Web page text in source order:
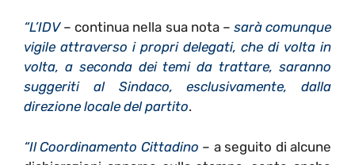
“L’IDV– continua nella sua nota – sarà comunque
vigile attraverso i propri delegati, che di volta in
volta, a seconda dei temi da trattare, saranno
suggeriti al Sindaco, esclusivamente, dalla
direzione locale del partito.
“Il Coordinamento Cittadino – a seguito di alcune